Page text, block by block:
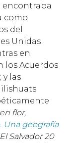
encontraba
como
del
Unidas
en
los Acuerdos
las
flor,
Una geografía
El Salvador 20